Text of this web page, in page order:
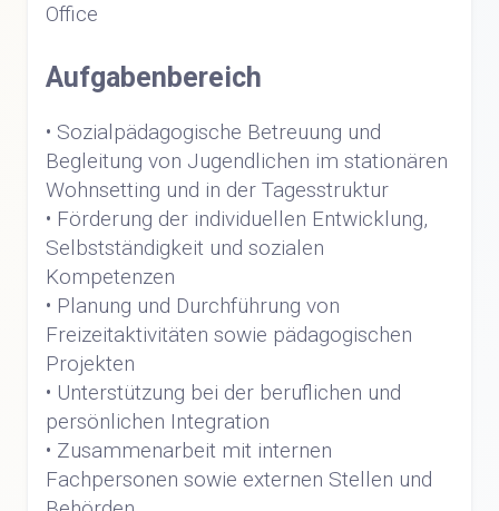
Office
Aufgabenbereich
• Sozialpädagogische Betreuung und
Begleitung von Jugendlichen im stationären
Wohnsetting und in der Tagesstruktur
• Förderung der individuellen Entwicklung,
Selbstständigkeit und sozialen
Kompetenzen
• Planung und Durchführung von
Freizeitaktivitäten sowie pädagogischen
Projekten
• Unterstützung bei der beruflichen und
persönlichen Integration
• Zusammenarbeit mit internen
Fachpersonen sowie externen Stellen und